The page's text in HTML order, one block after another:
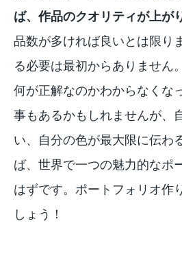
ば、作品のクオリティが上が
品数が多ければ良いとは限り
る必要は最初からありません。
何が正解なのかわからなくな
事もあるかもしれませんが、
い、自分の色が最大限に伝わ
ば、世界で一つの魅力的なポ
はずです。ポートフォリオ作
しょう！